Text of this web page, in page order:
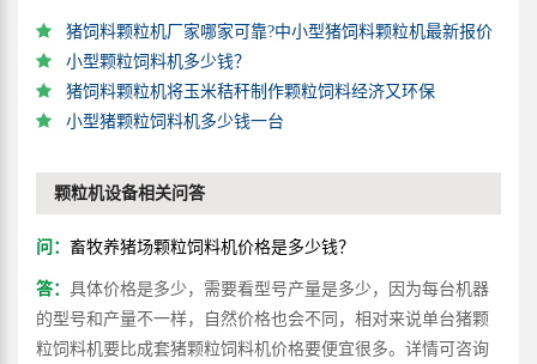
猪饲料颗粒机厂家哪家可靠?中小型猪饲料颗粒机最新报价
小型颗粒饲料机多少钱？
猪饲料颗粒机将玉米秸秆制作颗粒饲料经济又环保
小型猪颗粒饲料机多少钱一台
颗粒机设备相关问答
问： 畜牧养猪场颗粒饲料机价格是多少钱？
答： 具体价格是多少，需要看型号产量是多少，因为每台机器
的型号和产量不一样，自然价格也会不同，相对来说单台猪颗
粒饲料机要比成套猪颗粒饲料机价格要便宜很多。详情可咨询